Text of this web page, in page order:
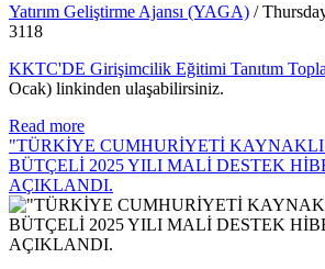
Yatırım Geliştirme Ajansı (YAGA) /
3118
KKTC'DE Girişimcilik Eğitimi Tanıtım
Ocak) linkinden ulaşabilirsiniz.
Read more
"TÜRKİYE CUMHURİYETİ KAYNAKLI
BÜTÇELİ 2025 YILI MALİ DESTEK
AÇIKLANDI.